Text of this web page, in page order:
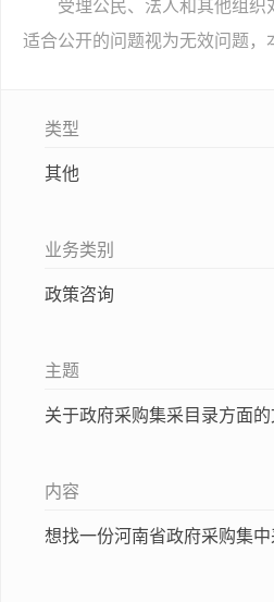
受理公民、法人和其他组
适合公开的问题视为无效问题
类型
其他
业务类别
政策咨询
主题
关于政府采购集采目录方面
内容
想找一份河南省政府采购集中